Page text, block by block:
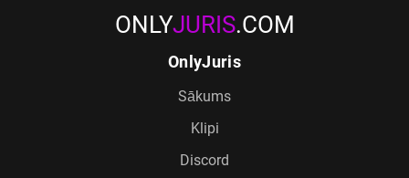
ONLYJURIS.COM
OnlyJuris
Sākums
Klipi
Discord